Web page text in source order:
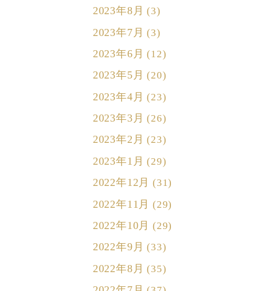
2023年8月 (3)
2023年7月 (3)
2023年6月 (12)
2023年5月 (20)
2023年4月 (23)
2023年3月 (26)
2023年2月 (23)
2023年1月 (29)
2022年12月 (31)
2022年11月 (29)
2022年10月 (29)
2022年9月 (33)
2022年8月 (35)